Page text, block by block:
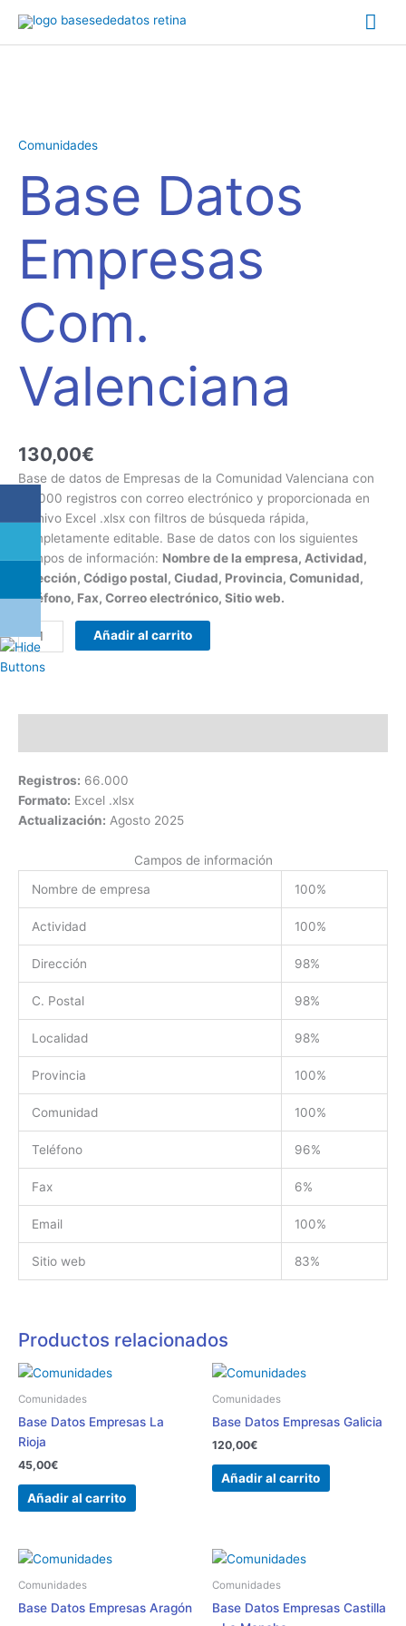
contenido
Comunidades
Base Datos
Empresas
Com.
Valenciana
130,00€
Base de datos de Empresas de la Comunidad Valenciana con
66.000 registros con correo electrónico y proporcionada en
archivo Excel .xlsx con filtros de búsqueda rápida,
completamente editable. Base de datos con los siguientes
campos de información: Nombre de la empresa, Actividad,
Dirección, Código postal, Ciudad, Provincia, Comunidad,
Teléfono, Fax, Correo electrónico, Sitio web.
Empresas
Valenciana
cantidad
Añadir al carrito
Registros: 66.000
Formato: Excel .xlsx
Actualización: Agosto 2025
Campos de información
Nombre de empresa
100%
Actividad 100%
Dirección 98%
C. Postal 98%
Localidad 98%
Provincia 100%
Comunidad 100%
Teléfono 96%
Fax 6%
Email 100%
Sitio web 83%
Productos relacionados
Comunidades
Base Datos Empresas La
Rioja
45,00€
Añadir al carrito
Comunidades
Base Datos Empresas Galicia
120,00€
Añadir al carrito
Comunidades
Base Datos Empresas Aragón
Comunidades
Base Datos Empresas Castilla